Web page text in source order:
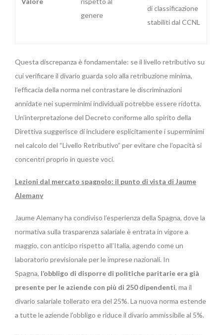
genere
di classificazione
stabiliti dal CCNL
Questa discrepanza è fondamentale: se il livello retributivo su
cui verificare il divario guarda solo alla retribuzione minima,
l’efficacia della norma nel contrastare le discriminazioni
annidate nei superminimi individuali potrebbe essere ridotta.
Un’interpretazione del Decreto conforme allo spirito della
Direttiva suggerisce di includere esplicitamente i superminimi
nel calcolo del “Livello Retributivo” per evitare che l’opacità si
concentri proprio in queste voci.
Lezioni dal mercato spagnolo: il punto di vista di Jaume
Alemany
Jaume Alemany ha condiviso l’esperienza della Spagna, dove la
normativa sulla trasparenza salariale è entrata in vigore a
maggio, con anticipo rispetto all’Italia, agendo come un
laboratorio previsionale per le imprese nazionali. In
Spagna, l’obbligo di disporre di politiche paritarie era già
presente per le aziende con più di 250 dipendenti, ma il
divario salariale tollerato era del 25%. La nuova norma estende
a tutte le aziende l’obbligo e riduce il divario ammissibile al 5%.